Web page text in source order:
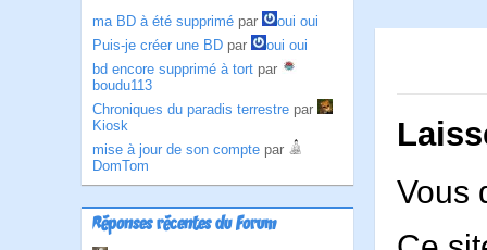
ma BD à été supprimé par
oui oui
Puis-je créer une BD par
oui oui
bd encore supprimé à tort par
boudu113
Chroniques du paradis terrestre par
Kiosk
mise à jour de son compte par
DomTom
Réponses récentes du Forum
Vous